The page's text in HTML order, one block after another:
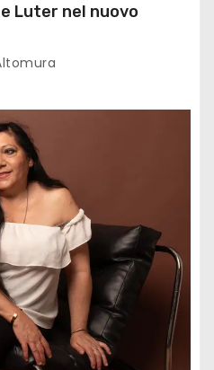
Luter nel nuovo